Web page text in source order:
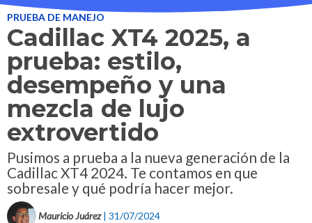
PRUEBA DE MANEJO
Cadillac XT4 2025, a
prueba: estilo,
desempeño y una
mezcla de lujo
extrovertido
Pusimos a prueba a la nueva generación de la
Cadillac XT4 2024. Te contamos en que
sobresale y qué podría hacer mejor.
Mauricio Juárez | 31/07/2024